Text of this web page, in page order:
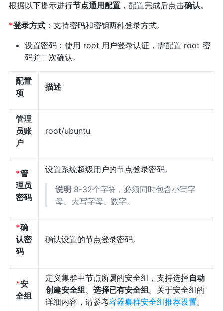
根据以下提示进行节点通用配置，配置完成后点击确认。
*登录方式：支持密码和密钥两种登录方式。
设置密码：使用 root 用户登录认证，需配置 root 密
码并二次确认。
配置
项
描述
管理
员账
户
root/ubuntu
*管
理员
密码
设置系统超级用户的节点登录密码。
说明 8-32个字符，必须同时包含小写字
母、大写字母、数字。
*确
认密
码
确认设置的节点登录密码。
*安
全组
定义集群中节点所属的安全组，支持选择自动
创建安全组、 选择已有安全组。关于安全组的
详细内容，请参考容器集群安全组推荐设置。